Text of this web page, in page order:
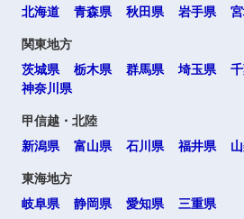
北海道
青森県 秋田県 岩手県
関東地方
茨城県
栃木県 群馬県 埼玉県
神奈川県
甲信越・北陸
新潟県
富山県 石川県 福井県
東海地方
岐阜県
静岡県 愛知県 三重県